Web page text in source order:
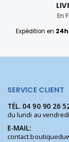
En
Expédition en 24h
SERVICE CLIENT
TÉL. 04 90 90 26
du lundi au vendredi
E-MAIL: